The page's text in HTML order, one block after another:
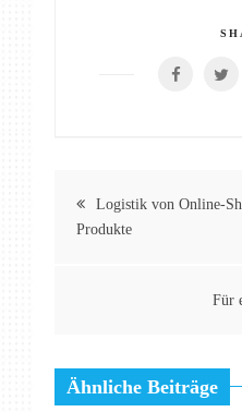
Logistik von Online-
Produkte
Für
Ähnliche Beiträge